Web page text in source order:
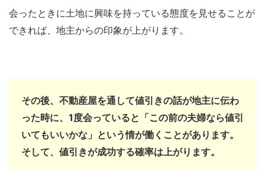
会ったときに土地に興味を持っている態度を見せることが
できれば、地主からの印象が上がります。
その後、不動産屋を通して値引きの話が地主に伝わ
った時に、1度会っていると「この前の夫婦なら値引
いてもいいかな」という情が働くことがあります。
そして、値引きが成功する確率は上がります。